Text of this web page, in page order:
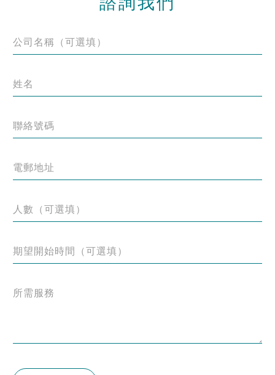
公司名稱（可選填）
姓名
聯絡號碼
電郵地址
人數（可選填）
期望開始時間（可選填）
所需服務